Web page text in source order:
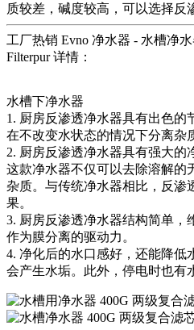
质较差，碱度较高，可以选择反
工厂热销 Evno 净水器 - 水槽净
Filterpur 详情：
水槽下净水器
1. 厨房反渗透净水器具有出色的
在不改变水状态的情况下分离杂
2. 厨房反渗透净水器具有强大的
这款净水器不仅可以去除溶解的
杂质。与传统净水器相比，反渗
果。
3. 厨房反渗透净水器结构简单，
作为膜分离的驱动力。
4. 净化后的水口感好，还能降低
会产生水垢。此外，停电时也有